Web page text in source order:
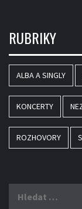
RUBRIKY
ALBA A SINGLY
KONCERTY
ROZHOVORY